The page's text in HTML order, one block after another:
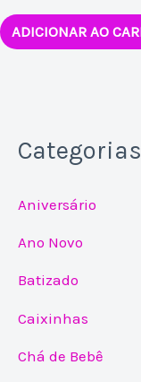
ADICIONAR AO
Categorias
Aniversário
Ano Novo
Batizado
Caixinhas
Chá de Bebê